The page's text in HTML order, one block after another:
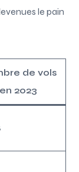
le pain
de vols
en 2023